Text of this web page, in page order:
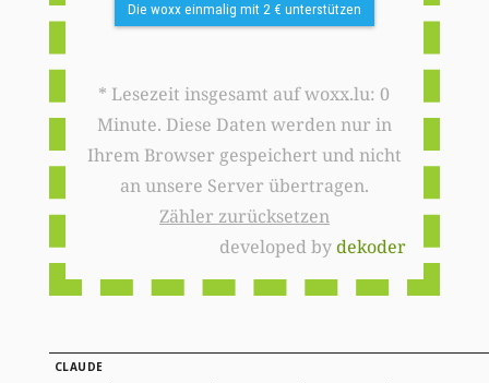
Die woxx einmalig mit 2 € unterstützen
* Lesezeit insgesamt auf woxx.lu: 0
Minute. Diese Daten werden nur in
Ihrem Browser gespeichert und nicht
an unsere Server übertragen.
Zähler zurücksetzen
developed bydekoder
CLAUDE